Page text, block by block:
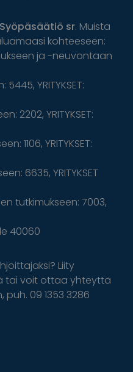
Syöpäsäätiö sr. Muista
kohteeseen:
ja -neuvontaan
YRITYKSET:
2202, YRITYKSET:
1106, YRITYKSET:
6635, YRITYKSET
tutkimukseen: 7003,
40060
Liity
tai voit ottaa yhteyttä
09 1353 3286